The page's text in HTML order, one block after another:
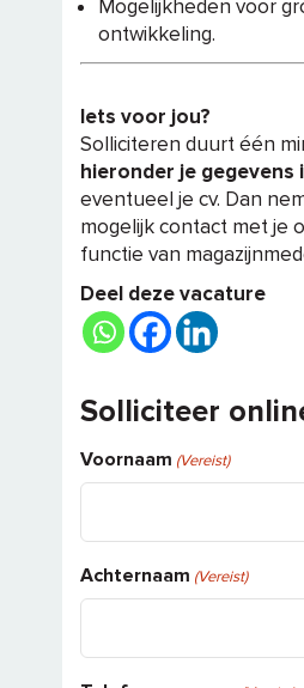
Mogelijkheden voor
ontwikkeling.
Iets voor jou?
Solliciteren duurt één
hieronder je gegevens
eventueel je cv. Dan
mogelijk contact met je
functie van
Deel deze vacature
Solliciteer
Voornaam (Vereist)
Achternaam (Vereist)